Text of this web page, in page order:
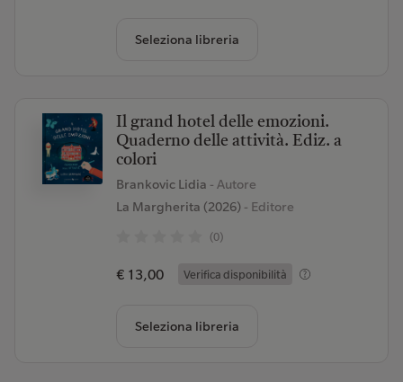
Seleziona libreria
Il grand hotel delle emozioni.
Quaderno delle attività. Ediz. a
colori
Brankovic Lidia - Autore
La Margherita (2026)- Editore
(0)
€ 13,00 Verifica disponibilità
Seleziona libreria